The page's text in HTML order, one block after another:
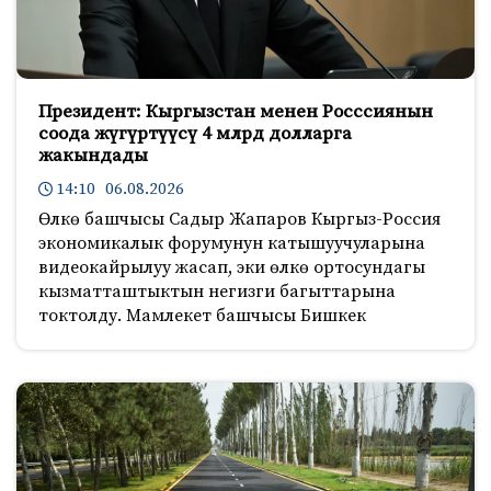
Президент: Кыргызстан менен Росссиянын
соода жүгүртүүсү 4 млрд долларга
жакындады
14:10 06.08.2026
Өлкө башчысы Садыр Жапаров Кыргыз-Россия
экономикалык форумунун катышуучуларына
видеокайрылуу жасап, эки өлкө ортосундагы
кызматташтыктын негизги багыттарына
токтолду. Мамлекет башчысы Бишкек